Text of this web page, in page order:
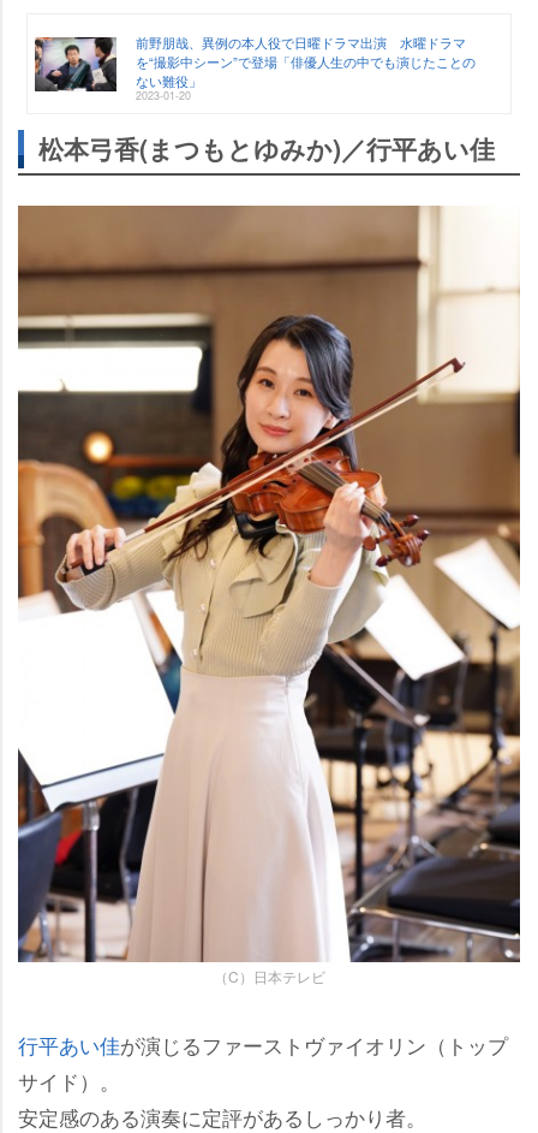
前野朋哉、異例の本人役で日曜ドラマ出演 水曜ドラマ
を“撮影中シーン”で登場「俳優人生の中でも演じたことの
ない難役」
2023-01-20
松本弓香(まつもとゆみか)／行平あい佳
（C）日本テレビ
行平あい佳が演じるファーストヴァイオリン（トップ
サイド）。
安定感のある演奏に定評があるしっかり者。